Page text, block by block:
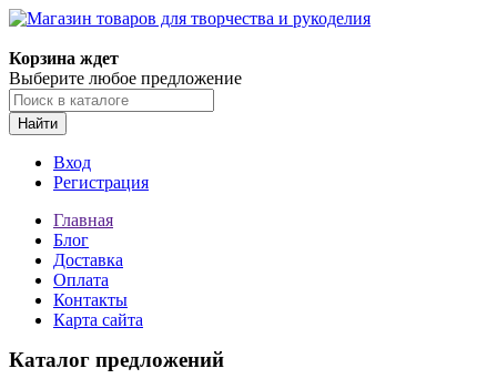
Корзина ждет
Выберите любое предложение
Найти
Вход
Регистрация
Главная
Блог
Доставка
Оплата
Контакты
Карта сайта
Каталог предложений